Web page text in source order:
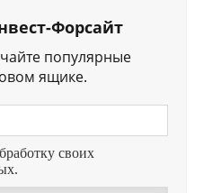
Форсайт
популярные
ящике.
своих